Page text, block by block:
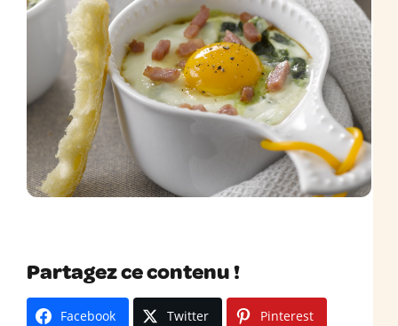
Partagez ce contenu !
Facebook Twitter Pinterest